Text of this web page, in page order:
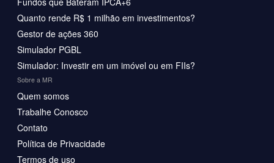
Quanto rende R$ 1 milhão em investimentos?
Gestor de ações 360
Simulador PGBL
Simulador: Investir em um imóvel ou em FIIs?
Sobre a MR
Quem somos
Trabalhe Conosco
Contato
Política de Privacidade
Termos de uso